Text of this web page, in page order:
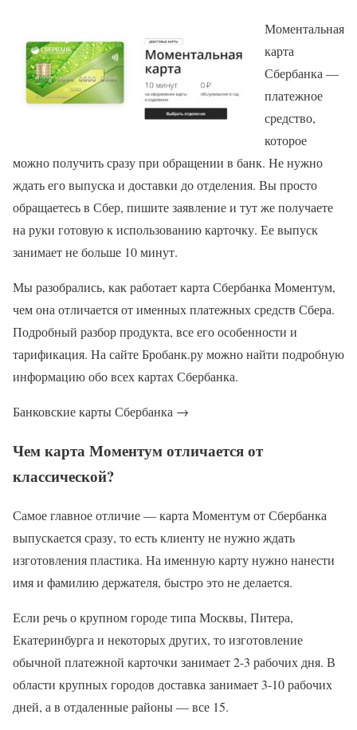
Моментальная
карта
Сбербанка —
платежное
средство,
которое
можно получить сразу при обращении в банк. Не нужно
ждать его выпуска и доставки до отделения. Вы просто
обращаетесь в Сбер, пишите заявление и тут же получаете
на руки готовую к использованию карточку. Ее выпуск
занимает не больше 10 минут.
Мы разобрались, как работает карта Сбербанка Моментум,
чем она отличается от именных платежных средств Сбера.
Подробный разбор продукта, все его особенности и
тарификация. На сайте Бробанк.ру можно найти подробную
информацию обо всех картах Сбербанка.
Банковские карты Сбербанка →
Чем карта Моментум отличается от
классической?
Самое главное отличие — карта Моментум от Сбербанка
выпускается сразу, то есть клиенту не нужно ждать
изготовления пластика. На именную карту нужно нанести
имя и фамилию держателя, быстро это не делается.
Если речь о крупном городе типа Москвы, Питера,
Екатеринбурга и некоторых других, то изготовление
обычной платежной карточки занимает 2-3 рабочих дня. В
области крупных городов доставка занимает 3-10 рабочих
дней, а в отдаленные районы — все 15.